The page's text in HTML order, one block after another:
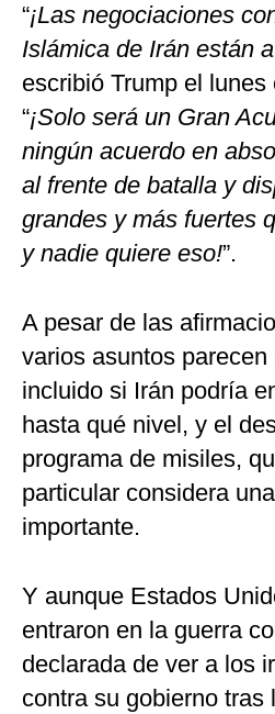
“¡Las negociaciones
Islámica de Irán están
escribió Trump el
“¡Solo será un Gran
ningún acuerdo en
al frente de batalla y
grandes y más fuertes
y nadie quiere eso!”.
A pesar de las
varios asuntos
incluido si Irán podría
hasta qué nivel, y el
programa de misiles,
particular considera
importante.
Y aunque Estados
entraron en la guerra
declarada de ver a los
contra su gobierno tras